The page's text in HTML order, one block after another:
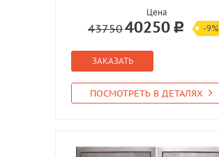
Цена
4375040250 -9%
ЗАКАЗАТЬ
ПОСМОТРЕТЬ В ДЕТАЛЯХ